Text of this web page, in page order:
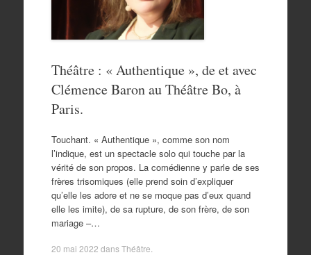
Théâtre : « Authentique », de et avec
Clémence Baron au Théâtre Bo, à
Paris.
Touchant. « Authentique », comme son nom
l’indique, est un spectacle solo qui touche par la
vérité de son propos. La comédienne y parle de ses
frères trisomiques (elle prend soin d’expliquer
qu’elle les adore et ne se moque pas d’eux quand
elle les imite), de sa rupture, de son frère, de son
mariage –…
20 mai 2022 dansThéâtre